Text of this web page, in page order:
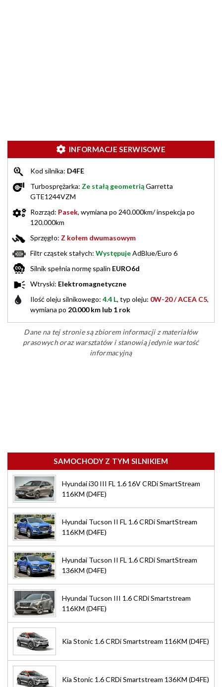
INFORMACJE SERWISOWE
Kod silnika: D4FE
Turbosprężarka: Ze stałą geometriąGarretta
GTE1244VZM
Rozrząd: Pasek, wymiana po 240.000km/ inspekcja po
120.000km
Sprzęgło: Z kołem dwumasowym
Filtr cząstek stałych: WystępujeAdBlue/Euro 6
Silnik spełnia normę spalin EURO6d
Wtryski: Elektromagnetyczne
Ilość oleju silnikowego: 4.4 L, typ oleju: 0W-20 / ACEA C5,
wymiana po 20.000 km lub 1 rok
Dane na tej stronie są zbiorem informacji z materiałów
prasowych oraz warsztatów i stanowią jedynie wartość
informacyjną
SAMOCHODY Z TYM SILNIKIEM
Hyundai i30 III FL 1.6 16V CRDi SmartStream
116KM (D4FE)
Hyundai Tucson II FL 1.6 CRDi SmartStream
116KM (D4FE)
Hyundai Tucson II FL 1.6 CRDi SmartStream
136KM (D4FE)
Hyundai Tucson III 1.6 CRDi Smartstream
116KM (D4FE)
Kia Stonic 1.6 CRDi Smartstream 116KM (D4FE)
Kia Stonic 1.6 CRDi Smartstream 136KM (D4FE)